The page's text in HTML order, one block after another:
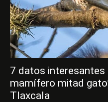
7 datos interesantes
mamífero mitad
Tlaxcala